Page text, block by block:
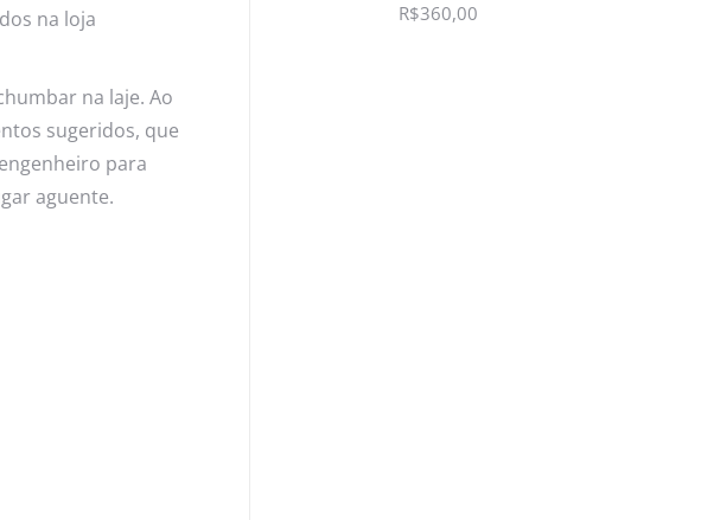
na loja
na laje. Ao
sugeridos, que
para
aguente.
R$360,00